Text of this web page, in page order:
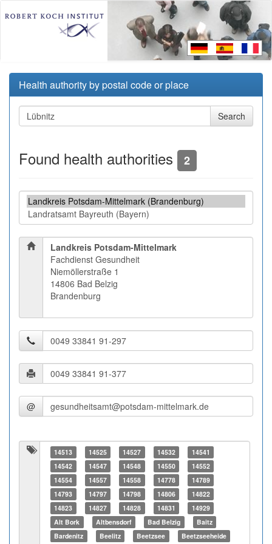
Health authority by postal code or place
Found health authorities 2
Landkreis Potsdam-Mittelmark
Fachdienst Gesundheit
Niemöllerstraße 1
14806 Bad Belzig
Brandenburg
@
14513 14525 14527 14532
14541
14542
14547 14548 14550
14552
14554
14557 14558 14778
14789
14793
14797 14798 14806
14822
14823
14827 14828 14831
14929
Alt Bork
Altbensdorf Bad Belzig
Baitz
Bardenitz
Beelitz Beetzsee Beetzseeheide